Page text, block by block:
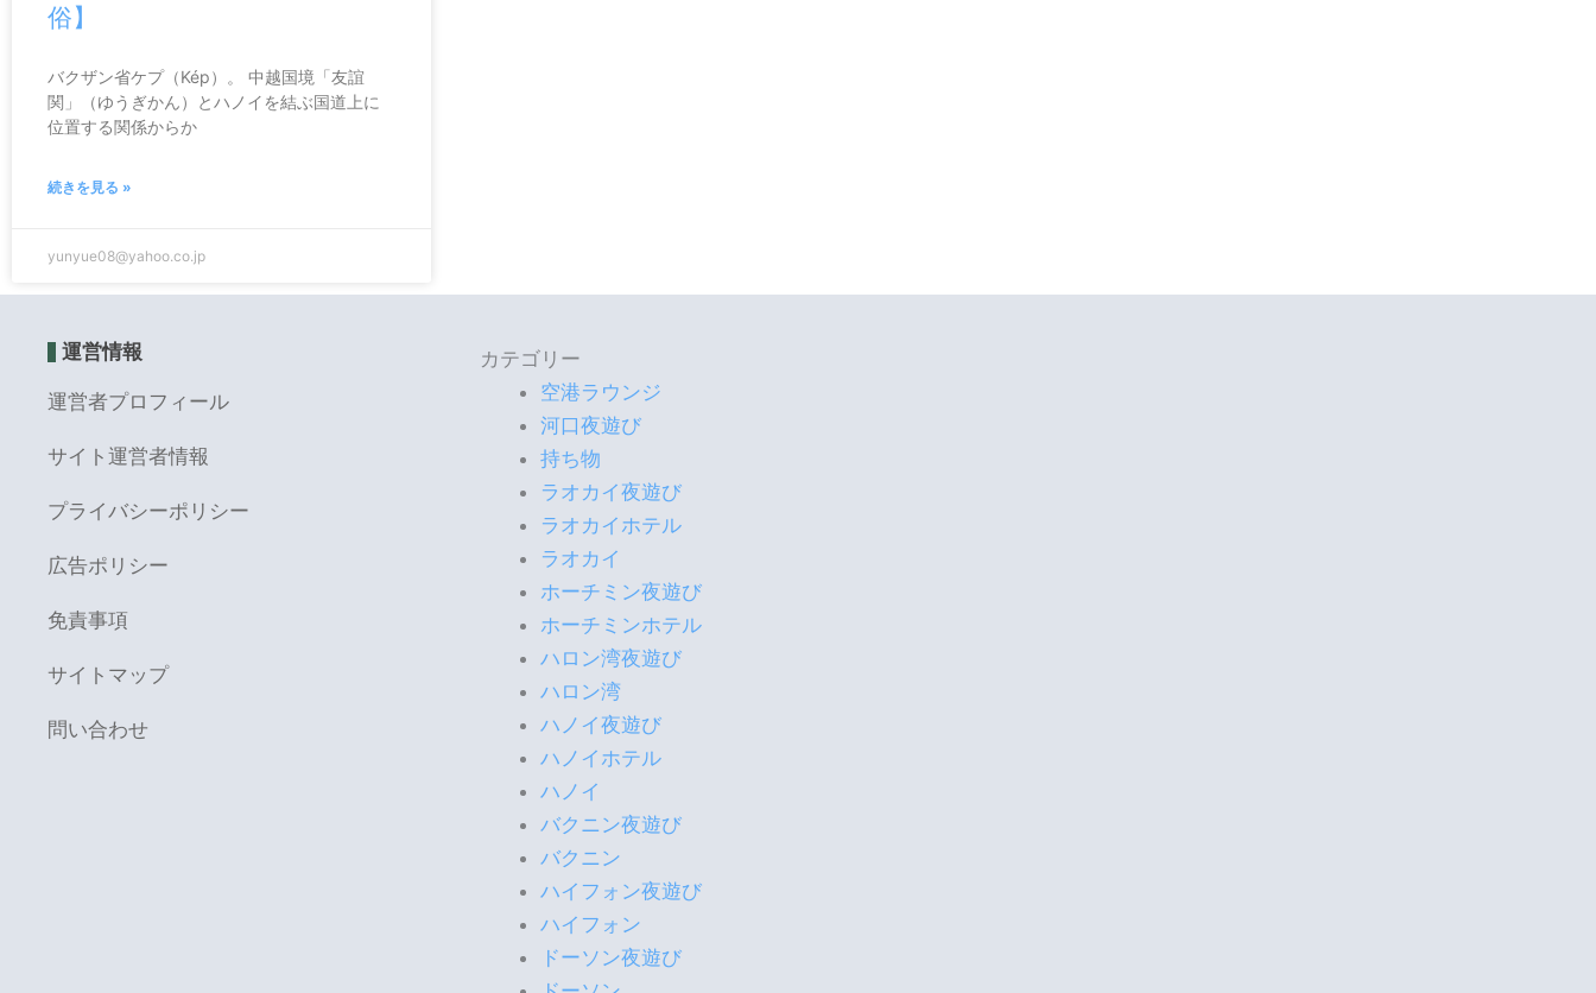
俗】
バクザン省ケプ（Kép）。 中越国境「友誼
関」（ゆうぎかん）とハノイを結ぶ国道上に
位置する関係からか
続きを見る »
yunyue08@yahoo.co.jp
運営情報
運営者プロフィール
サイト運営者情報
プライバシーポリシー
広告ポリシー
免責事項
サイトマップ
問い合わせ
カテゴリー
空港ラウンジ
河口夜遊び
持ち物
ラオカイ夜遊び
ラオカイホテル
ラオカイ
ホーチミン夜遊び
ホーチミンホテル
ハロン湾夜遊び
ハロン湾
ハノイ夜遊び
ハノイホテル
ハノイ
バクニン夜遊び
バクニン
ハイフォン夜遊び
ハイフォン
ドーソン夜遊び